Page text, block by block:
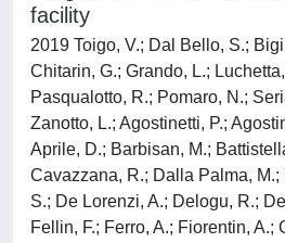
facility
2019 Toigo, V.; Dal Bello, S.;
Chitarin, G.; Grando, L.;
Pasqualotto, R.; Pomaro, N.;
Zanotto, L.; Agostinetti, P.;
Aprile, D.; Barbisan, M.;
Cavazzana, R.; Dalla Palma, M.;
S.; De Lorenzi, A.; Delogu, R.;
Fellin, F.; Ferro, A.; Fiorentin, A.;